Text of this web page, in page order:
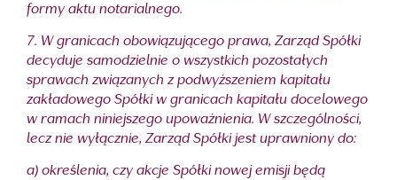
formy aktu notarialnego.
7. W granicach obowiązującego prawa, Zarząd Spółki
decyduje samodzielnie o wszystkich pozostałych
sprawach związanych z podwyższeniem kapitału
zakładowego Spółki w granicach kapitału docelowego
w ramach niniejszego upoważnienia. W szczególności,
lecz nie wyłącznie, Zarząd Spółki jest uprawniony do:
a) określenia, czy akcje Spółki nowej emisji będą